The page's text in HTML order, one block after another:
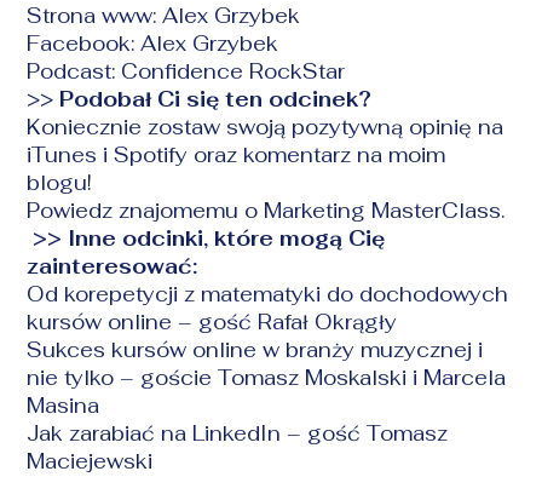
Strona www:Alex Grzybek
Facebook:Alex Grzybek
Podcast: Confidence RockStar
>> Podobał Ci się ten odcinek?
Koniecznie zostaw swoją pozytywną opinię na
iTunes i Spotify oraz komentarz na moim
blogu!
Powiedz znajomemu o Marketing MasterClass.
>> Inne odcinki, które mogą Cię
zainteresować:
Od korepetycji z matematyki do dochodowych
kursów online – gość Rafał Okrągły
Sukces kursów online w branży muzycznej i
nie tylko – goście Tomasz Moskalski i Marcela
Masina
Jak zarabiać na LinkedIn – gość Tomasz
Maciejewski